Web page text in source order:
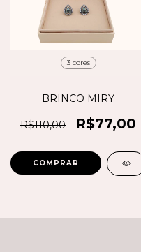
3 cores
BRINCO MIRY
R$110,00 R$77,00
COMPRAR